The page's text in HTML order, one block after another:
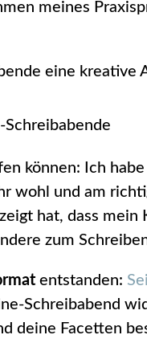
meines
eine kreative
können: Ich
wohl und am
hat, dass mein
zum
entstanden:
Schreibabend
deine Facetten